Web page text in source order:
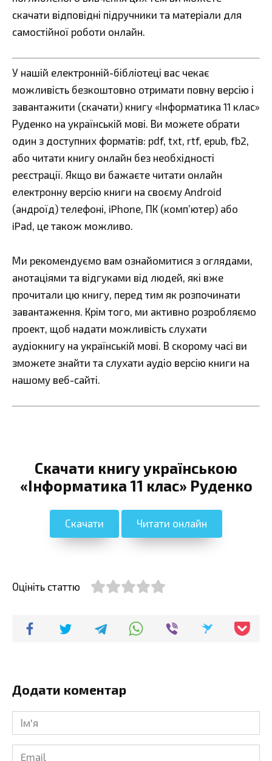
скачати відповідні підручники та матеріали для
самостійної роботи онлайн.
У нашій електронній-бібліотеці вас чекає
можливість безкоштовно отримати повну версію і
завантажити (скачати) книгу «Інформатика 11 клас»
Руденко на українській мові. Ви можете обрати
один з доступних форматів: pdf, txt, rtf, epub, fb2,
або читати книгу онлайн без необхідності
реєстрації. Якщо ви бажаєте читати онлайн
електронну версію книги на своєму Android
(андроїд) телефоні, iPhone, ПК (комп’ютер) або
iPad, це також можливо.
Ми рекомендуємо вам ознайомитися з оглядами,
анотаціями та відгуками від людей, які вже
прочитали цю книгу, перед тим як розпочинати
завантаження. Крім того, ми активно розробляємо
проект, щоб надати можливість слухати
аудіокнигу на українській мові. В скорому часі ви
зможете знайти та слухати аудіо версію книги на
нашому веб-сайті.
Скачати книгу українською
«Інформатика 11 клас» Руденко
Скачати Читати онлайн
Оцініть статтю
Додати коментар
Ім'я
Email